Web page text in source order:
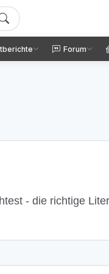
Forum
- die richtige